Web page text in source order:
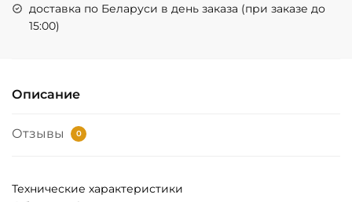
доставка по Беларуси в день заказа (при заказе до
15:00)
Описание
Отзывы 0
Технические характеристики